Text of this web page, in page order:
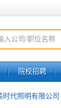
院校招聘
代照明有限公司